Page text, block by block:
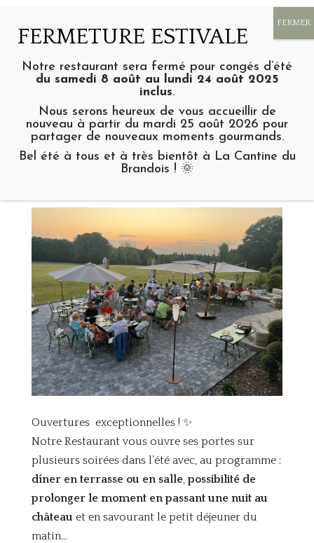
OUVERTURES
EXCEPTIONNELLES –
Réservez votre soirée au
Ouvertures exceptionnelles ! ✨
Notre Restaurant vous ouvre ses portes sur
plusieurs soirées dans l’été avec, au programme :
dîner en terrasse ou en salle,possibilité de
prolonger le moment en passant une nuit au
châteauet en savourant le petit déjeuner du
matin…
Notre restaurant sera fermé pour congés d’été
du samedi 8 août au lundi 24 août 2025
inclus.
Nous serons heureux de vous accueillir de
nouveau à partir du mardi 25 août 2026 pour
partager de nouveaux moments gourmands.
Bel été à tous et à très bientôt à La Cantine du
Brandois ! 🌞